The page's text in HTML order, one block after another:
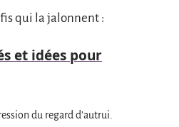
qui la jalonnent :
et idées pour
du regard d’autrui.